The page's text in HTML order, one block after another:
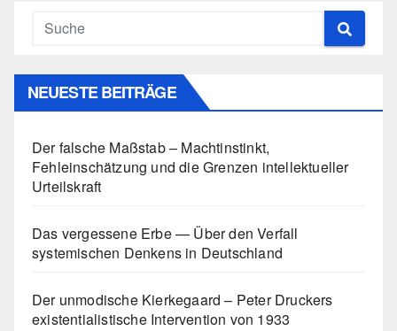
NEUESTE BEITRÄGE
Der falsche Maßstab – Machtinstinkt,
Fehleinschätzung und die Grenzen intellektueller
Urteilskraft
Das vergessene Erbe — Über den Verfall
systemischen Denkens in Deutschland
Der unmodische Kierkegaard – Peter Druckers
existentialistische Intervention von 1933